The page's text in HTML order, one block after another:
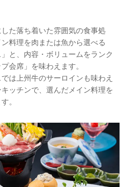
た落ち着いた雰囲気の食事処
料理を肉または魚から選べる
」と、内容・ボリュームをランク
会席」を味わえます。
は上州牛のサーロインも味わえ
ッチンで、選んだメイン料理を
。